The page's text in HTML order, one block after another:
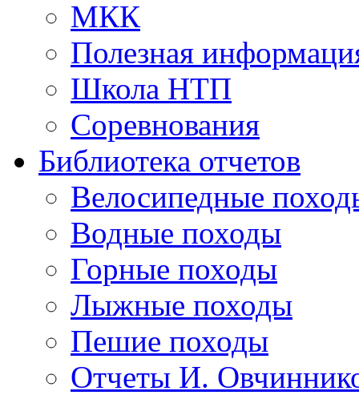
МКК
Полезная
Школа НТП
Соревнования
Библиотека отчетов
Велосипедные
Водные походы
Горные походы
Лыжные походы
Пешие походы
Отчеты И.